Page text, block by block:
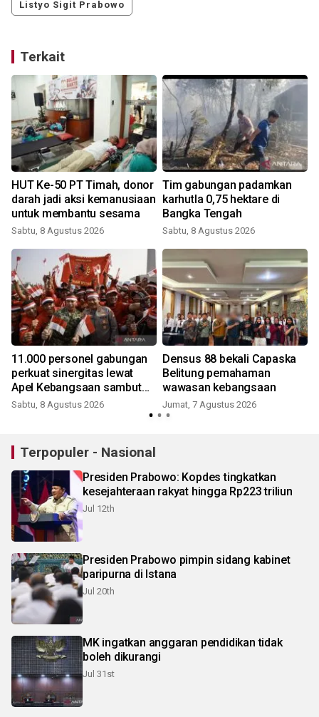
Listyo Sigit Prabowo
Terkait
HUT Ke-50 PT Timah, donor
darah jadi aksi kemanusiaan
untuk membantu sesama
Sabtu, 8 Agustus 2026
Tim gabungan padamkan
karhutla 0,75 hektare di
Bangka Tengah
Sabtu, 8 Agustus 2026
11.000 personel gabungan
perkuat sinergitas lewat
Apel Kebangsaan sambut
HUT RI
Sabtu, 8 Agustus 2026
Densus 88 bekali Capaska
Belitung pemahaman
wawasan kebangsaan
Jumat, 7 Agustus 2026
Terpopuler - Nasional
Presiden Prabowo: Kopdes tingkatkan
kesejahteraan rakyat hingga Rp223 triliun
Jul 12th
Presiden Prabowo pimpin sidang kabinet
paripurna di Istana
Jul 20th
MK ingatkan anggaran pendidikan tidak
boleh dikurangi
Jul 31st